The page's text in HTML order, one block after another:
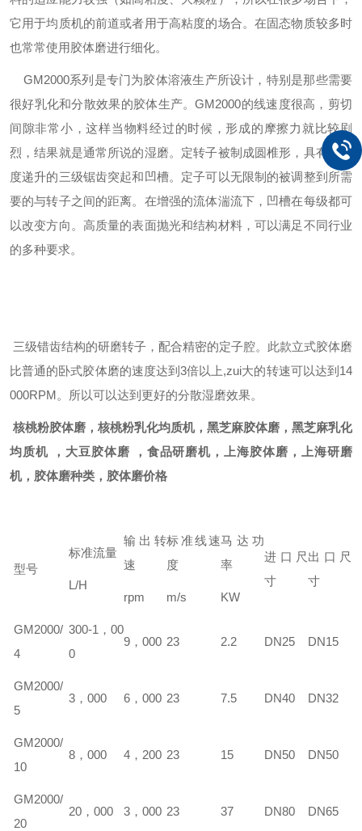
它用于均质机的前道或者用于高粘度的场合。在固态物质较多时
也常常使用胶体磨进行细化。
GM2000系列是专门为胶体溶液生产所设计，特别是那些需要
很好乳化和分散效果的胶体生产。GM2000的线速度很高，剪切
间隙非常小，这样当物料经过的时候，形成的摩擦力就比较剧
烈，结果就是通常所说的湿磨。定转子被制成圆椎形，具有精细
度递升的三级锯齿突起和凹槽。定子可以无限制的被调整到所需
要的与转子之间的距离。在增强的流体湍流下，凹槽在每级都可
以改变方向。高质量的表面抛光和结构材料，可以满足不同行业
的多种要求。
三级错齿结构的研磨转子，配合精密的定子腔。此款立式胶体磨
比普通的卧式胶体磨的速度达到3倍以上,zui大的转速可以达到14
000RPM。所以可以达到更好的分散湿磨效果。
核桃粉胶体磨，核桃粉乳化均质机，黑芝麻胶体磨，黑芝麻乳化
均质机 ，大豆胶体磨 ，食品研磨机，上海胶体磨，上海研磨
机，胶体磨种类，胶体磨价格
型号
标准流量
L/H
输出转
速
rpm
标准线速
度
m/s
马达功
率
KW
进口尺
寸
出口尺
寸
GM2000/
4
300-1，00
0
9，000 23 2.2 DN25 DN15
GM2000/
5
3，000 6，000 23 7.5 DN40 DN32
GM2000/
10
8，000 4，200 23 15 DN50 DN50
GM2000/
20
20，000 3，000 23 37 DN80 DN65